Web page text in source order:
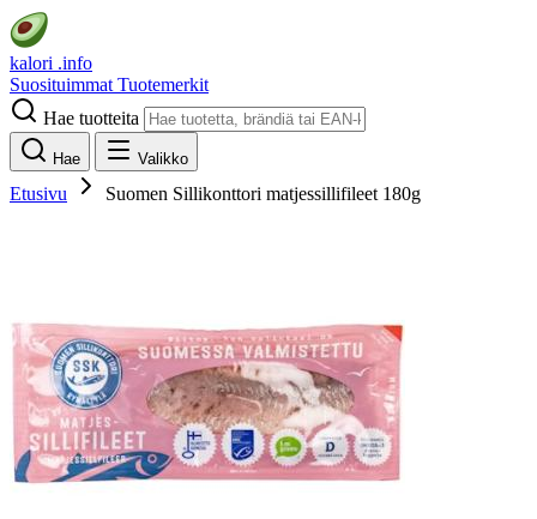
kalori .info
Suosituimmat Tuotemerkit
Hae tuotteita
Hae Valikko
Etusivu Suomen Sillikonttori matjessillifileet 180g